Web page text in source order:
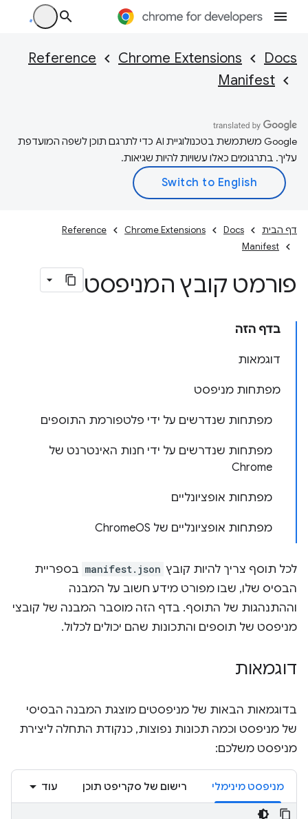
Docs
Chrome Extensions
Reference
Manifest
‫Google משתמשת בטכנולוגיית AI כדי לתרגם תוכן לשפה המועדפת
עליך. בתרגומים כאלו עשויות להיות שגיאות.
דף הבית Docs
Chrome Extensions
Reference
Manifest
פורמט קובץ המניפסט
בדף הזה
דוגמאות
מפתחות מניפסט
מפתחות שנדרשים על ידי פלטפורמת התוספים
מפתחות שנדרשים על ידי חנות האינטרנט של
Chrome
מפתחות אופציונליים
מפתחות אופציונליים של ChromeOS
לכל תוסף צריך להיות קובץ manifest.json בספריית
הבסיס שלו, שבו מפורט מידע חשוב על המבנה
וההתנהגות של התוסף. בדף הזה מוסבר המבנה של קובצי
מניפסט של תוספים והתכונות שהם יכולים לכלול.
דוגמאות
בדוגמאות הבאות של מניפסטים מוצגת המבנה הבסיסי
של מניפסט וכמה תכונות נפוצות, כנקודת התחלה ליצירת
מניפסט משלכם:
מניפסט מינימלי רישום של סקריפט תוכן עוד